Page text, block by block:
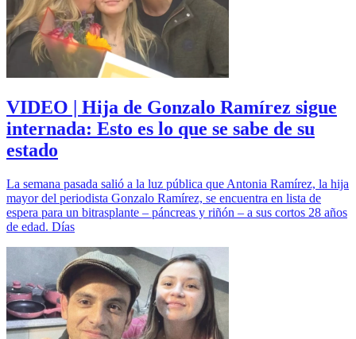
VIDEO | Hija de Gonzalo Ramírez sigue
internada: Esto es lo que se sabe de su
estado
La semana pasada salió a la luz pública que Antonia Ramírez, la hija
mayor del periodista Gonzalo Ramírez, se encuentra en lista de
espera para un bitrasplante – páncreas y riñón – a sus cortos 28 años
de edad. Días